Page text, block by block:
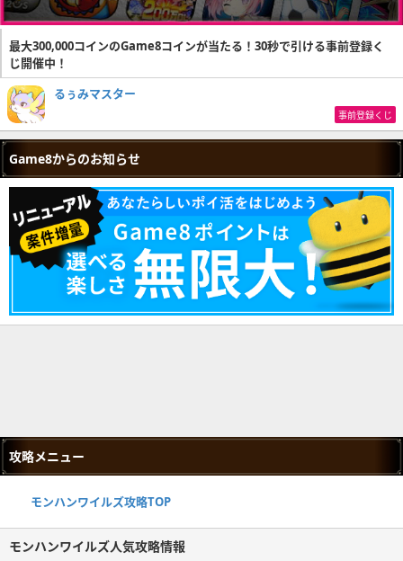
最大300,000コインのGame8コインが当たる！30秒で引ける事前登録く
じ開催中！
るぅみマスター
事前登録くじ
Game8からのお知らせ
攻略メニュー
モンハンワイルズ攻略TOP
モンハンワイルズ人気攻略情報